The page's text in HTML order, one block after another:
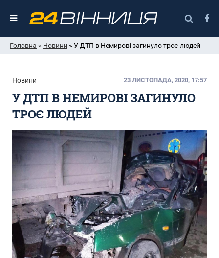
Головна » Новини » У ДТП в Немирові загинуло троє людей
Новини 23 ЛИСТОПАДА, 2020, 17:57
У ДТП В НЕМИРОВІ ЗАГИНУЛО
ТРОЄ ЛЮДЕЙ